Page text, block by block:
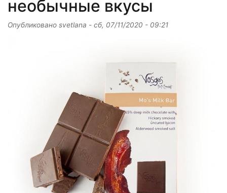
необычные вкусы
Опубликовано svetlana - сб, 07/11/2020 - 09:21